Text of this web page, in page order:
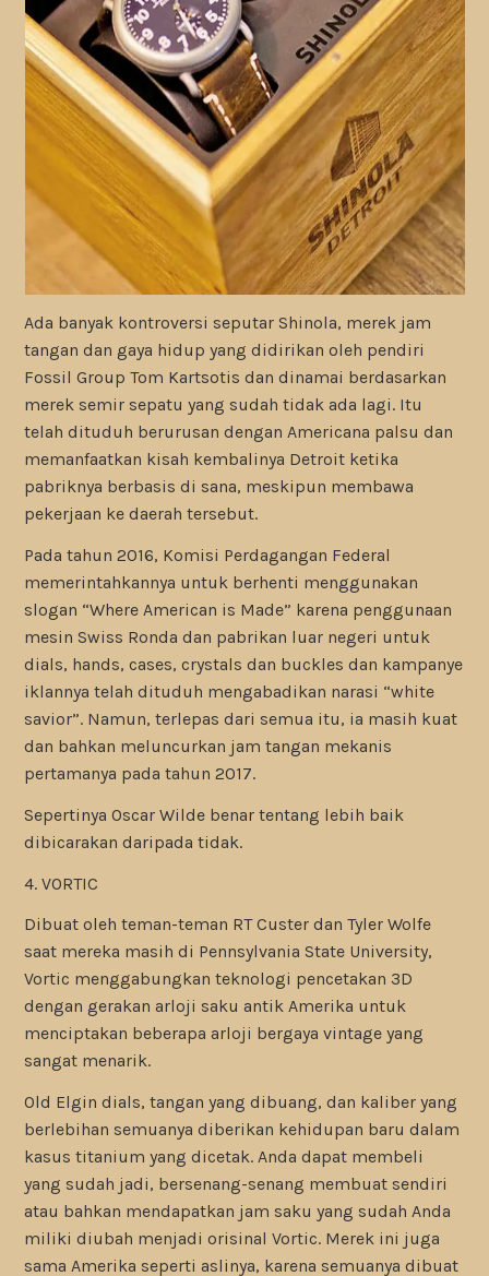
Ada banyak kontroversi seputar Shinola, merek jam
tangan dan gaya hidup yang didirikan oleh pendiri
Fossil Group Tom Kartsotis dan dinamai berdasarkan
merek semir sepatu yang sudah tidak ada lagi. Itu
telah dituduh berurusan dengan Americana palsu dan
memanfaatkan kisah kembalinya Detroit ketika
pabriknya berbasis di sana, meskipun membawa
pekerjaan ke daerah tersebut.
Pada tahun 2016, Komisi Perdagangan Federal
memerintahkannya untuk berhenti menggunakan
slogan “Where American is Made” karena penggunaan
mesin Swiss Ronda dan pabrikan luar negeri untuk
dials, hands, cases, crystals dan buckles dan kampanye
iklannya telah dituduh mengabadikan narasi “white
savior”. Namun, terlepas dari semua itu, ia masih kuat
dan bahkan meluncurkan jam tangan mekanis
pertamanya pada tahun 2017.
Sepertinya Oscar Wilde benar tentang lebih baik
dibicarakan daripada tidak.
4. VORTIC
Dibuat oleh teman-teman RT Custer dan Tyler Wolfe
saat mereka masih di Pennsylvania State University,
Vortic menggabungkan teknologi pencetakan 3D
dengan gerakan arloji saku antik Amerika untuk
menciptakan beberapa arloji bergaya vintage yang
sangat menarik.
Old Elgin dials, tangan yang dibuang, dan kaliber yang
berlebihan semuanya diberikan kehidupan baru dalam
kasus titanium yang dicetak. Anda dapat membeli
yang sudah jadi, bersenang-senang membuat sendiri
atau bahkan mendapatkan jam saku yang sudah Anda
miliki diubah menjadi orisinal Vortic. Merek ini juga
sama Amerika seperti aslinya, karena semuanya dibuat